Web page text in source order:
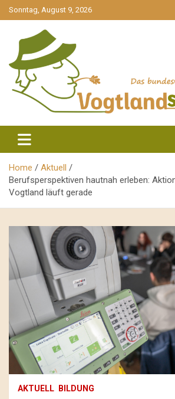
gehe
zum
Sonntag, August 9, 2026
Vogtlandstreicher
Home
Aktuell
Berufsperspektiven hautnah erleben:
Vogtland läuft gerade
AKTUELL BILDUNG